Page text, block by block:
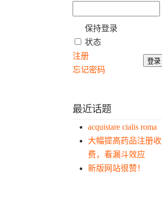
保持登录
状态
登录
注册
忘记密码
最近话题
acquistare cialis roma
大幅提高药品注册收
费，看漏斗效应
新版网站很赞！